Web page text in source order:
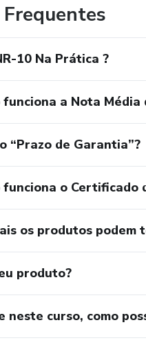
10 Na Prática ?
funciona a Nota Média
“Prazo de Garantia”?
funciona o Certificado
os produtos podem
produto?
neste curso, como